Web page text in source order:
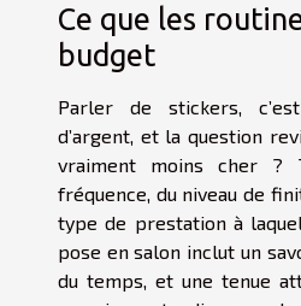
Ce que les
budget
Parler de stickers,
d’argent, et la question
vraiment moins cher ?
fréquence, du niveau de
type de prestation à
pose en salon inclut un
du temps, et une tenue